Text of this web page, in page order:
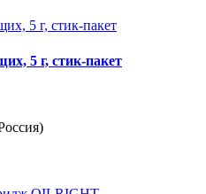
5 г, стик-пакет